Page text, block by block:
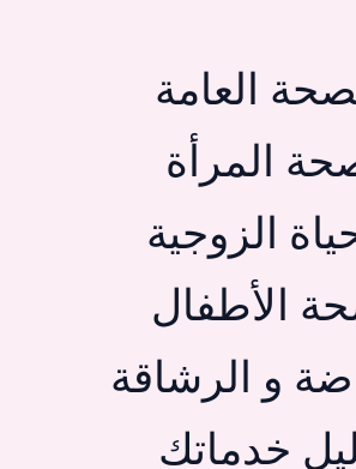
العامة
المرأة
الزوجية
الأطفال
و الرشاقة
خدماتك